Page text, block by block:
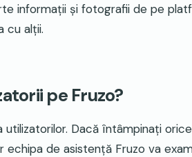
informații și fotografii de pe
cu alții.
pe Fruzo?
Dacă întâmpinați
de asistență Fruzo va